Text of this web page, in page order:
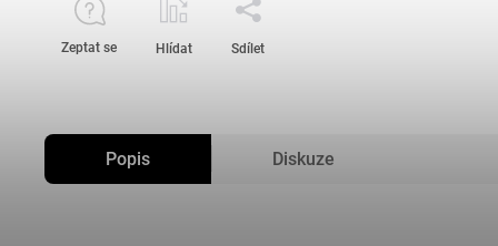
Zeptat se Hlídat Sdílet
Popis Diskuze